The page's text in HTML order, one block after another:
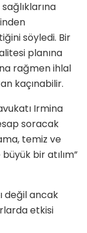
söyledi. Bir
planına
rağmen ihlal
kaçınabilir.
Irmina
soracak
temiz ve
bir atılım”
değil ancak
etkisi